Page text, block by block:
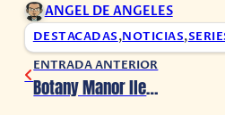
ANGEL DE ANGELES
DESTACADAS,NOTICIAS,
ENTRADA ANTERIOR
Botany Manor llegará a consolas en 2024